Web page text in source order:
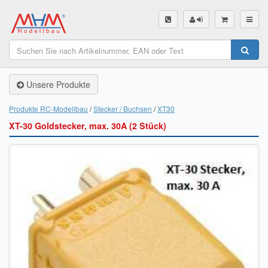
SHOP
Unsere Produkte
Servo Finder
Schiffsschrauben Finder
Räder Finder
Luftschrauben Finder
Sendungsverfolgung DHL
Unsere Produkte
Produkte RC-Modellbau Stecker / Buchsen XT30
XT-30 Goldstecker, max. 30A (2 Stück)